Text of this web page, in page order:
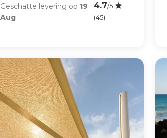
Geschatte levering op 19
Aug
4.7/5
(45)